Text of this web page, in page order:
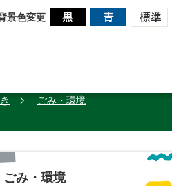
景色変更
ごみ・環境
ごみ・環境